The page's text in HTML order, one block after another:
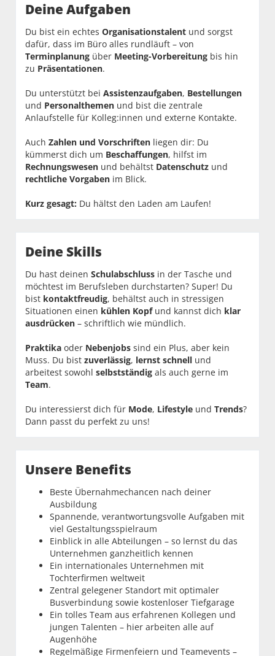
Deine Aufgaben
Du bist ein echtes Organisationstalent und sorgst
dafür, dass im Büro alles rundläuft – von
Terminplanung über Meeting-Vorbereitung bis hin
zu Präsentationen.
Du unterstützt bei Assistenzaufgaben, Bestellungen
und Personalthemen und bist die zentrale
Anlaufstelle für Kolleg:innen und externe Kontakte.
Auch Zahlen und Vorschriften liegen dir: Du
kümmerst dich um Beschaffungen, hilfst im
Rechnungswesen und behältst Datenschutz und
rechtliche Vorgaben im Blick.
Kurz gesagt: Du hältst den Laden am Laufen!
Deine Skills
Du hast deinen Schulabschluss in der Tasche und
möchtest im Berufsleben durchstarten? Super! Du
bist kontaktfreudig, behältst auch in stressigen
Situationen einen kühlen Kopfund kannst dich klar
ausdrücken – schriftlich wie mündlich.
Praktika oder Nebenjobs sind ein Plus, aber kein
Muss. Du bist zuverlässig, lernst schnell und
arbeitest sowohl selbstständig als auch gerne im
Team.
Du interessierst dich für Mode, Lifestyle und Trends?
Dann passt du perfekt zu uns!
Unsere Benefits
Beste Übernahmechancen nach deiner
Ausbildung
Spannende, verantwortungsvolle Aufgaben mit
viel Gestaltungsspielraum
Einblick in alle Abteilungen – so lernst du das
Unternehmen ganzheitlich kennen
Ein internationales Unternehmen mit
Tochterfirmen weltweit
Zentral gelegener Standort mit optimaler
Busverbindung sowie kostenloser Tiefgarage
Ein tolles Team aus erfahrenen Kollegen und
jungen Talenten – hier arbeiten alle auf
Augenhöhe
Regelmäßige Firmenfeiern und Teamevents –